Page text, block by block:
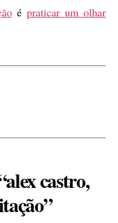
é praticar um olhar
castro,